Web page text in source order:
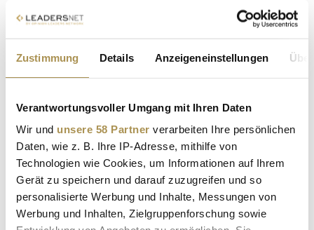
Zustimmung Details Anzeigeneinstellungen
Verantwortungsvoller Umgang mit Ihren Daten
Wir und unsere 58 Partner verarbeiten Ihre persönlichen
Daten, wie z. B. Ihre IP-Adresse, mithilfe von
Technologien wie Cookies, um Informationen auf Ihrem
Gerät zu speichern und darauf zuzugreifen und so
personalisierte Werbung und Inhalte, Messungen von
Werbung und Inhalten, Zielgruppenforschung sowie
Augen auf beim Lebenslauf: Nach diesen zehn
Fähigkeiten suchen Personaler am öftesten
LinkedIn hat erhoben, welche Skills bei personalsuchenden
ungewöhnlich Sie haben einen Abschluss in Wirtschaft an der
Eliteuniversität, umfassende Programmier-Skills und sprechen
fließend fünf Sprachen? Das ist alles schön und gut. Doch wie
Bye-bye Norm: Ein beeindruckender Lebenslauf ist
kein Indikator mehr